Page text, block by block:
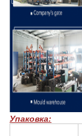
Упаковка: